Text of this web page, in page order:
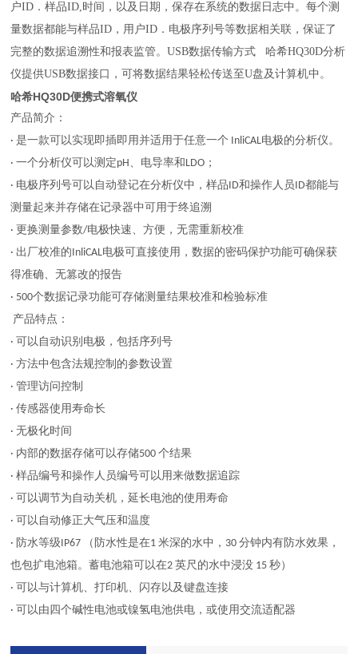
户ID．样品ID,时间，以及日期，保存在系统的数据日志中。每个测
量数据都能与样品ID，用户ID．电极序列号等数据相关联，保证了
完整的数据追溯性和报表监管。USB数据传输方式 哈希HQ30D分析
仪提供USB数据接口，可将数据结果轻松传送至U盘及计算机中。
哈希HQ30D便携式溶氧仪
产品简介：
· 是一款可以实现即插即用并适用于任意一个 InliCAL电极的分析仪。
· 一个分析仪可以测定pH、电导率和LDO；
· 电极序列号可以自动登记在分析仪中，样品ID和操作人员ID都能与
测量起来并存储在记录器中可用于终追溯
· 更换测量参数/电极快速、方便，无需重新校准
· 出厂校准的InliCAL电极可直接使用，数据的密码保护功能可确保获
得准确、无篡改的报告
· 500个数据记录功能可存储测量结果校准和检验标准
产品特点：
· 可以自动识别电极，包括序列号
· 方法中包含法规控制的参数设置
· 管理访问控制
· 传感器使用寿命长
· 无极化时间
· 内部的数据存储可以存储500 个结果
· 样品编号和操作人员编号可以用来做数据追踪
· 可以调节为自动关机，延长电池的使用寿命
· 可以自动修正大气压和温度
· 防水等级IP67 （防水性是在1 米深的水中，30 分钟内有防水效果，
也包扩电池箱。蓄电池箱可以在2 英尺的水中浸没 15 秒）
· 可以与计算机、打印机、闪存以及键盘连接
· 可以由四个碱性电池或镍氢电池供电，或使用交流适配器